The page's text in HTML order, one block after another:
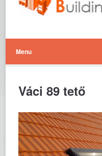
Menu
Váci 89 tető